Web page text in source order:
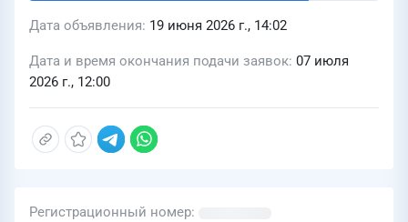
Дата объявления 19 июня 2026 г., 14:02
Дата и время окончания подачи заявок 07 июля
2026 г., 12:00
Регистрационный номер